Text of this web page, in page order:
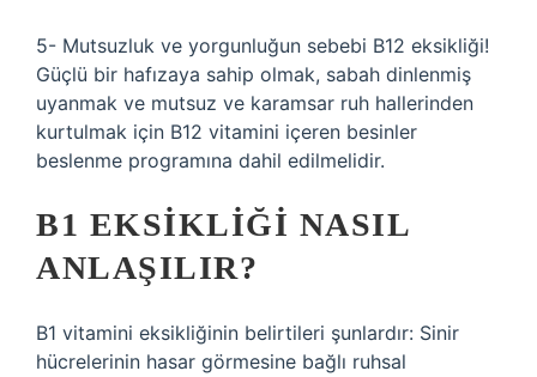
5- Mutsuzluk ve yorgunluğun sebebi B12 eksikliği!
Güçlü bir hafızaya sahip olmak, sabah dinlenmiş
uyanmak ve mutsuz ve karamsar ruh hallerinden
kurtulmak için B12 vitamini içeren besinler
beslenme programına dahil edilmelidir.
B1 EKSIKLIĞI NASIL
ANLAŞILIR?
B1 vitamini eksikliğinin belirtileri şunlardır: Sinir
hücrelerinin hasar görmesine bağlı ruhsal